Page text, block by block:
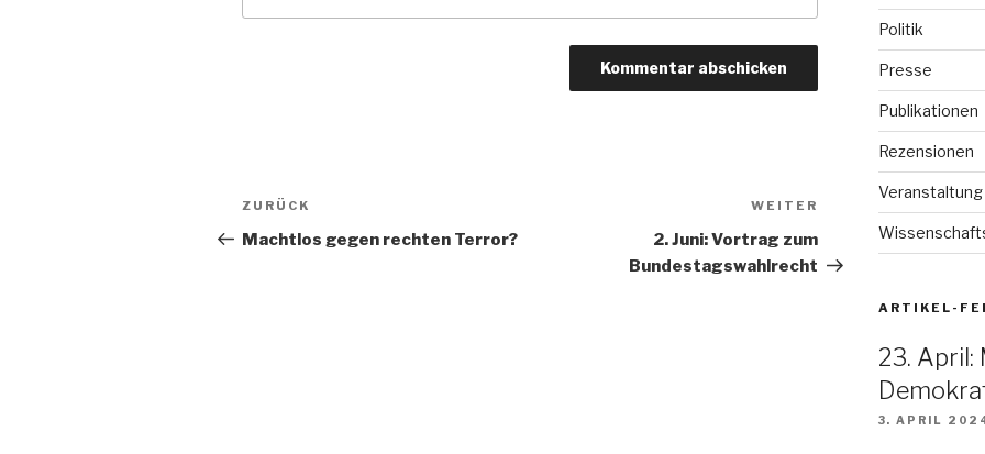
Beitragsnavigation
Vorheriger
Beitrag
ZURÜCK
Machtlos gegen rechten Terror?
Nächster
Beitrag
WEITER
2. Juni: Vortrag zum
Bundestagswahlrecht
Politik
Presse
Publikationen
Rezensionen
Veranstaltung
ARTIKEL-
23. April:
3. APRIL